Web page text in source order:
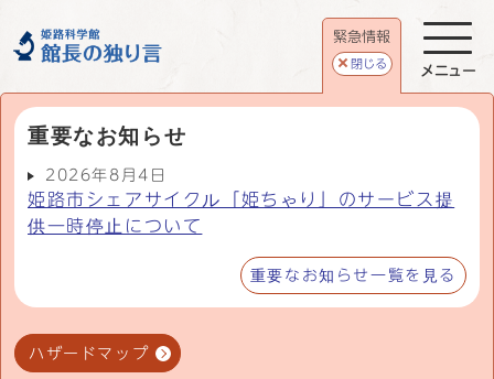
緊急情報
閉じる
重要なお知らせ
2026年8月4日
姫路市シェアサイクル「姫ちゃり」のサービス提
供一時停止について
重要なお知らせ一覧を見る
ハザードマップ
メニュー